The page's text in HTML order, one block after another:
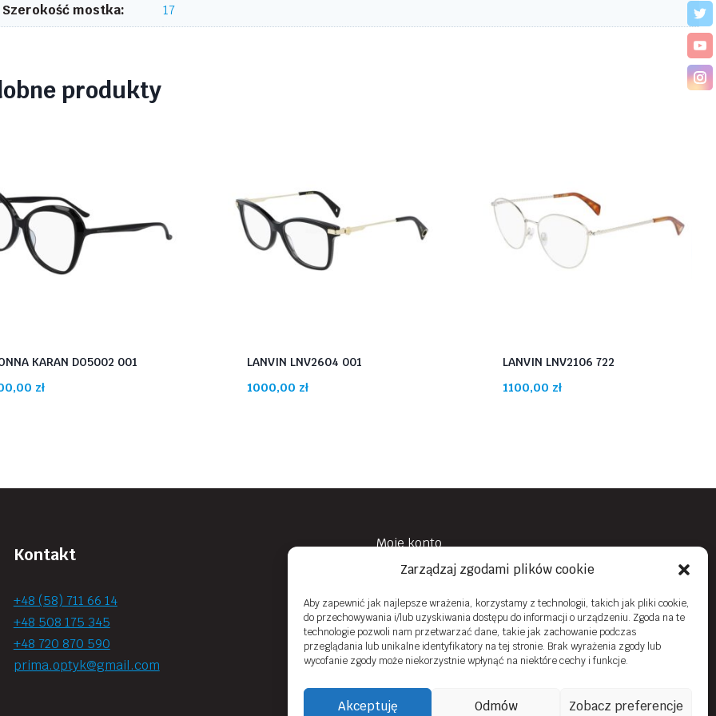
Zarządzaj zgodami plików cookie
Aby zapewnić jak najlepsze wrażenia, korzystamy z technologii, takich jak pliki cookie,
do przechowywania i/lub uzyskiwania dostępu do informacji o urządzeniu. Zgoda na te
technologie pozwoli nam przetwarzać dane, takie jak zachowanie podczas
przeglądania lub unikalne identyfikatory na tej stronie. Brak wyrażenia zgody lub
wycofanie zgody może niekorzystnie wpłynąć na niektóre cechy i funkcje.
Akceptuję Odmów Zobacz preferencje
Szerokość mostka:
17
produkty
KARAN DO5002 001
zł
LANVIN LNV2604 001
1000,00 zł
LANVIN LNV2106 722
1100,00 zł
Kontakt
+48 (58) 711 66 14
+48 508 175 345
+48 720 870 590
prima.optyk@gmail.com
Moje konto
Obowiązek Informacyjny
Polityka prywatności
Zwroty i reklamacje
Regulamin sklepu online
Kontakt